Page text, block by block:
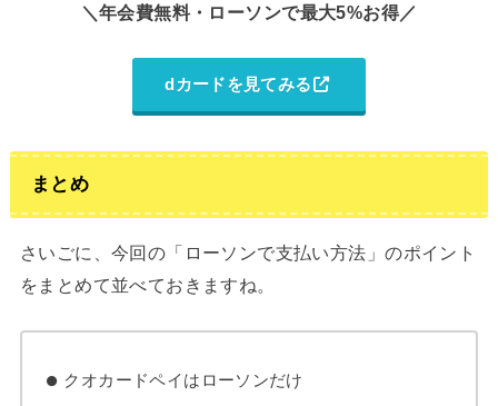
＼年会費無料・ローソンで最大5%お得／
dカードを見てみる
まとめ
さいごに、今回の「ローソンで支払い方法」のポイント
をまとめて並べておきますね。
クオカードペイはローソンだけ